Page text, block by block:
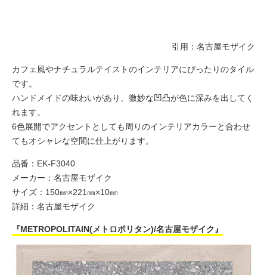
引用： 名古屋モザイク
カフェ風やナチュラルテイストのインテリアにぴったりのタイル
です。
ハンドメイドの味わいがあり、微妙な凹凸が色に深みを出してく
れます。
6色展開でアクセントとしても周りのインテリアカラーと合わせ
てもオシャレな空間に仕上がります。
品番：EK-F3040
メーカー：名古屋モザイク
サイズ：150㎜×221㎜×10㎜
詳細： 名古屋モザイク
『METROPOLITAIN(メトロポリタン)/名古屋モザイク』